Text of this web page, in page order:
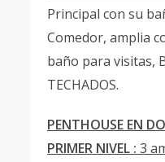
Principal con su
Comedor, amplia
baño para visitas,
TECHADOS.
PENTHOUSE EN
PRIMER NIVEL : 3